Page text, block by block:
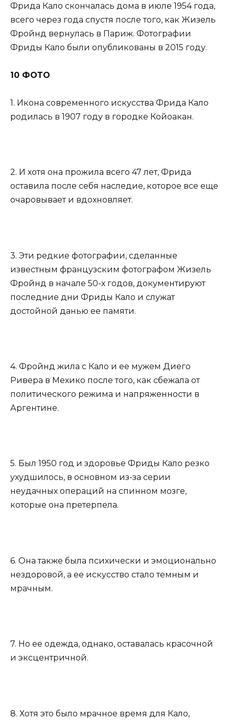
Фрида Кало скончалась дома в июле 1954 года,
всего через года спустя после того, как Жизель
Фройнд вернулась в Париж. Фотографии
Фриды Кало были опубликованы в 2015 году.
10 ФОТО
1. Икона современного искусства Фрида Кало
родилась в 1907 году в городке Койоакан.
2. И хотя она прожила всего 47 лет, Фрида
оставила после себя наследие, которое все еще
очаровывает и вдохновляет.
3. Эти редкие фотографии, сделанные
известным французским фотографом Жизель
Фройнд в начале 50-х годов, документируют
последние дни Фриды Кало и служат
достойной данью ее памяти.
4. Фройнд жила с Кало и ее мужем Диего
Ривера в Мехико после того, как сбежала от
политического режима и напряженности в
Аргентине.
5. Был 1950 год и здоровье Фриды Кало резко
ухудшилось, в основном из-за серии
неудачных операций на спинном мозге,
которые она претерпела.
6. Она также была психически и эмоционально
нездоровой, а ее искусство стало темным и
мрачным.
7. Но ее одежда, однако, оставалась красочной
и эксцентричной.
8. Хотя это было мрачное время для Кало,